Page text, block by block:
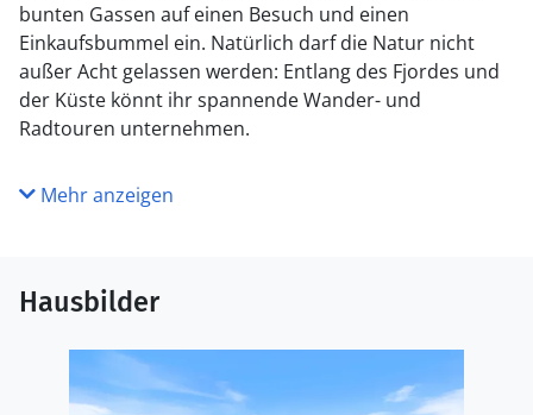
bunten Gassen auf einen Besuch und einen
Einkaufsbummel ein. Natürlich darf die Natur nicht
außer Acht gelassen werden: Entlang des Fjordes und
der Küste könnt ihr spannende Wander- und
Radtouren unternehmen.
Mehr anzeigen
Hausbilder